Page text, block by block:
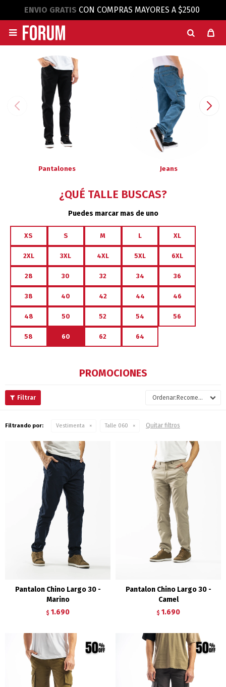
ENVIO GRATIS CON COMPRAS MAYORES A $2500

Pantalones Jeans
¿QUÉ TALLE BUSCAS?
Puedes marcar mas de uno
XS S M L XL
2XL 3XL 4XL 5XL 6XL
28 30 32 34 36
38 40 42 44 46
48 50 52 54 56
58 60 62 64
PROMOCIONES
Recomendados
Filtrando por: Vestimenta Talle 060 Quitar filtros
Pantalon Chino Largo 30 -
Marino
$ 1.690
Pantalon Chino Largo 30 -
Camel
$ 1.690